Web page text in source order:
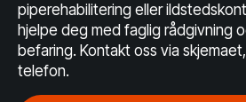
piperehabilitering eller
hjelpe deg med faglig rådgivning
befaring. Kontakt oss via
telefon.